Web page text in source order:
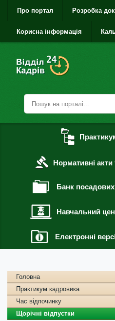
Про портал Розробка
Корисна інформація
Нормативні акти
Банк посадових
Навчальний
Електронні
Головна
Практикум кадровика
Час відпочинку
Щорічні відпустки